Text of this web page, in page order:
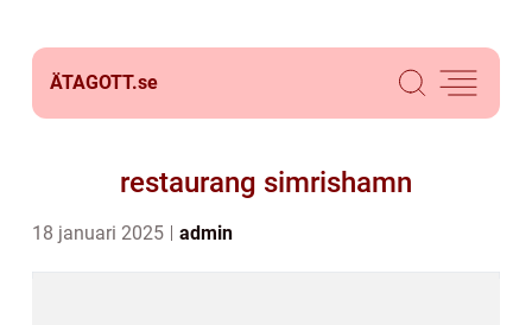
ÄTAGOTT.se
restaurang simrishamn
18 januari 2025 admin